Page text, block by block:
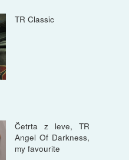
TR Classic
Četrta z leve, TR
Angel Of Darkness,
my favourite